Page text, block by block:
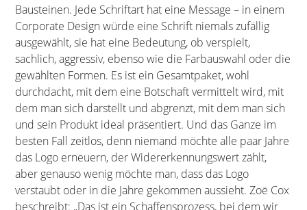
Bausteinen. Jede Schriftart hat eine Message – in einem
Corporate Design würde eine Schrift niemals zufällig
ausgewählt, sie hat eine Bedeutung, ob verspielt,
sachlich, aggressiv, ebenso wie die Farbauswahl oder die
gewählten Formen. Es ist ein Gesamtpaket, wohl
durchdacht, mit dem eine Botschaft vermittelt wird, mit
dem man sich darstellt und abgrenzt, mit dem man sich
und sein Produkt ideal präsentiert. Und das Ganze im
besten Fall zeitlos, denn niemand möchte alle paar Jahre
das Logo erneuern, der Widererkennungswert zählt,
aber genauso wenig möchte man, dass das Logo
verstaubt oder in die Jahre gekommen aussieht. Zoë Cox
beschreibt: „Das ist ein Schaffensprozess, bei dem wir